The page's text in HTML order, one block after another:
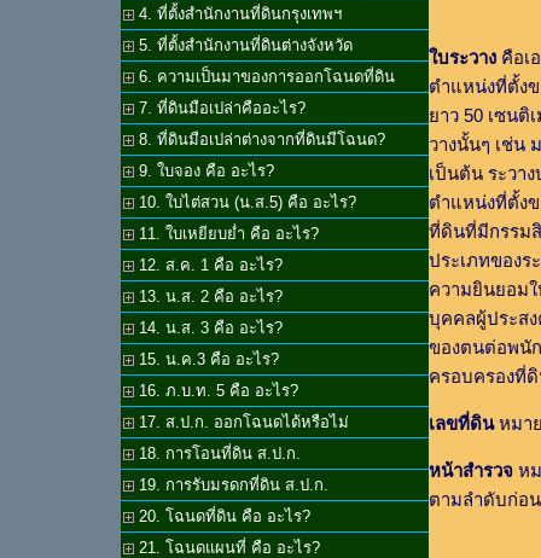
4. ที่ตั้งสำนักงานที่ดินกรุงเทพฯ
5. ที่ตั้งสำนักงานที่ดินต่างจังหวัด
6. ความเป็นมาของการออกโฉนดที่ดิน
7. ที่ดินมือเปล่าคืออะไร?
8. ที่ดินมือเปล่าต่างจากที่ดินมีโฉนด?
9. ใบจอง คือ อะไร?
10. ใบไต่สวน (น.ส.5) คือ อะไร?
11. ใบเหยียบย่ำ คือ อะไร?
12. ส.ค. 1 คือ อะไร?
13. น.ส. 2 คือ อะไร?
14. น.ส. 3 คือ อะไร?
15. น.ค.3 คือ อะไร?
16. ภ.บ.ท. 5 คือ อะไร?
17. ส.ป.ก. ออกโฉนดได้หรือไม่
18. การโอนที่ดิน ส.ป.ก.
19. การรับมรดกที่ดิน ส.ป.ก.
20. โฉนดที่ดิน คือ อะไร?
21. โฉนดแผนที่ คือ อะไร?
ใบระวาง คือเ
ตำแหน่งที่ตั้ง
ยาว 50 เซน
วางนั้นๆ เช่น
เป็นต้น ระวา
ตำแหน่งที่ตั้ง
ที่ดินที่มีกรรม
ประเภทของร
ความยินยอม
บุคคลผู้ประส
ของตนต่อพนัก
ครอบครองที่
เลขที่ดินหมาย
หน้าสำรวจ ห
ตามลำดับก่อ